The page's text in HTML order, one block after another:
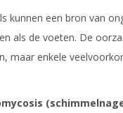
kunnen een bron van
als de voeten. De
maar enkele